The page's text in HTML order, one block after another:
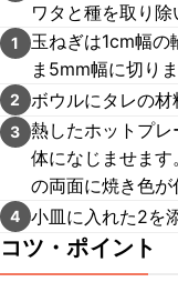
ワタと種を取り除
1
玉ねぎは1cm幅の
ま5mm幅に切り
2 ボウルにタレの材
3 熱したホットプ
体になじませま
の両面に焼き色が
4 小皿に入れた2を
コツ・ポイント